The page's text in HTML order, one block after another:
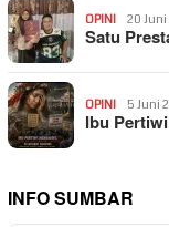
OPINI 20
Satu
OPINI 5 Juni
Ibu
INFO SUMBAR